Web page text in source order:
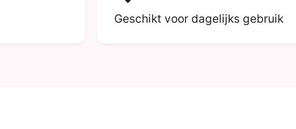
Geschikt voor dagelijks gebruik